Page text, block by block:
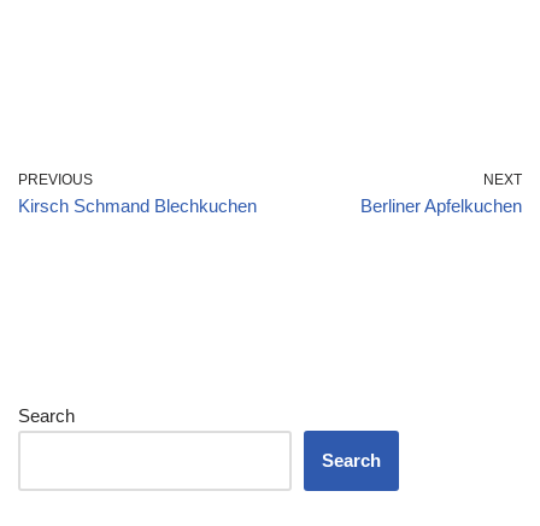
PREVIOUS
Kirsch Schmand Blechkuchen
NEXT
Berliner Apfelkuchen
Search
Search